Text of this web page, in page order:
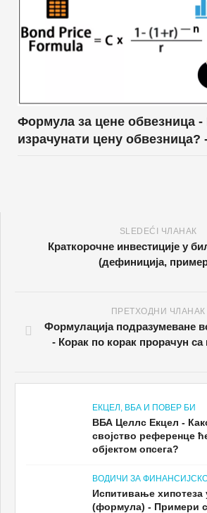
Формула за цене обвезница -
израчунати цену
SLEDEĆI ЧЛАНАК
Краткорочне инвестиције у
(дефиниција,
ПРЕТХОДНИ ЧЛАНАК
Формулација подразумеване
- Корак по корак прорачун
ЕКЦЕЛ, ВБА И ПОВЕР БИ
ВБА Целлс Екцел -
својство референце
објектом опсега?
ВОДИЧИ ЗА
Испитивање хипотеза
(формула) - Примери